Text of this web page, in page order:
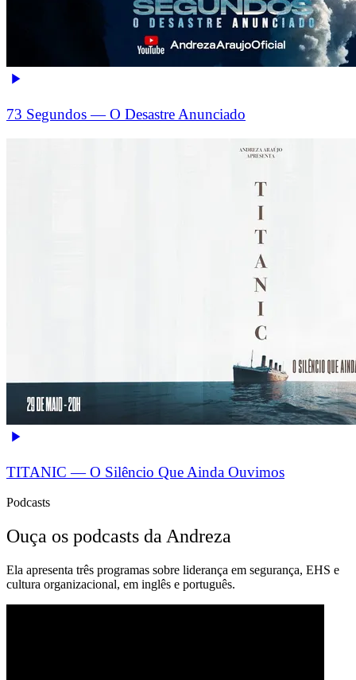
73 Segundos — O Desastre Anunciado
TITANIC — O Silêncio Que Ainda Ouvimos
Podcasts
Ouça os podcasts da Andreza
Ela apresenta três programas sobre liderança em segurança, EHS e
cultura organizacional, em inglês e português.